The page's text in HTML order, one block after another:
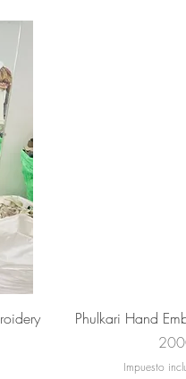
Phulkari Hand
Impuesto